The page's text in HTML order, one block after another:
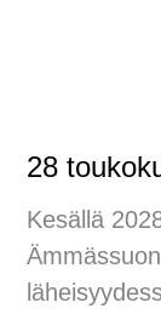
28
Kesällä